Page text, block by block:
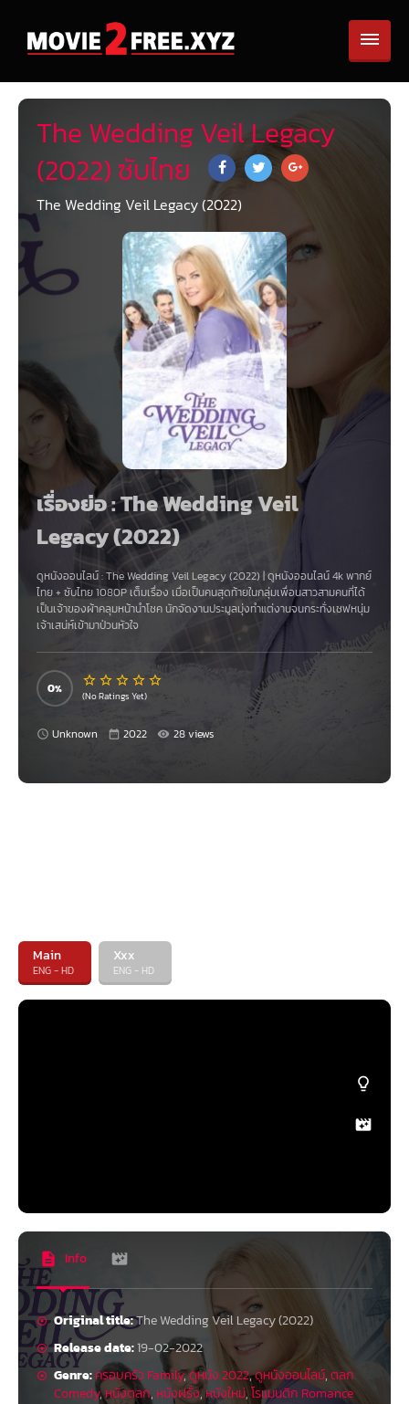
The Wedding Veil Legacy
(2022) ซับไทย
The Wedding Veil Legacy (2022)
เรื่องย่อ : The Wedding Veil
Legacy (2022)
ดูหนังออนไลน์ :The Wedding Veil Legacy (2022) |ดูหนังออนไลน์ 4kพากย์
ไทย + ซับไทย 1080P เต็มเรื่อง เมื่อเป็นคนสุดท้ายในกลุ่มเพื่อนสาวสามคนที่ได้
เป็นเจ้าของผ้าคลุมหน้านำโชค นักจัดงานประมูลมุ่งทำแต่งานจนกระทั่งเชฟหนุ่ม
เจ้าเสน่ห์เข้ามาป่วนหัวใจ
0 (No Ratings Yet)
Unknown 2022 28 views
Main
ENG - HD
Xxx
ENG - HD
Info
Original title:The Wedding Veil Legacy (2022)
Release date:19-02-2022
Genre:ครอบครัว Family,ดูหนัง 2022,ดูหนังออนไลน์,ตลก
Comedy,หนังตลก, หนังฝรั่ง,หนังใหม่,โรแมนติก Romance